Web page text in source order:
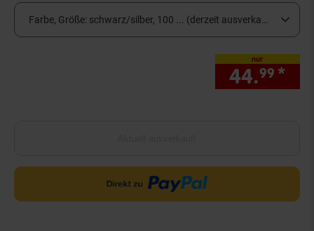
Farbe, Größe: schwarz/silber, 100 ... (derzeit ausverkauft)
nur
44.99 *